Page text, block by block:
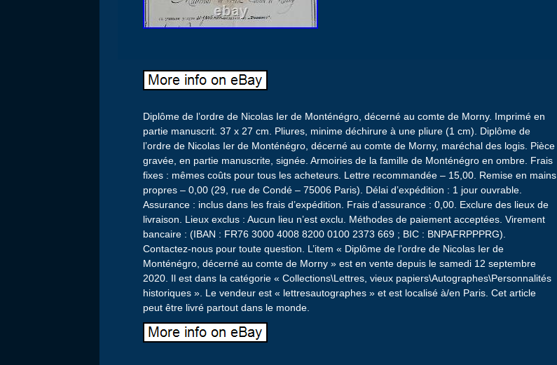
Diplôme de l’ordre de Nicolas Ier de Monténégro, décerné au comte de Morny. Imprimé en
partie manuscrit. 37 x 27 cm. Pliures, minime déchirure à une pliure (1 cm). Diplôme de
l’ordre de Nicolas Ier de Monténégro, décerné au comte de Morny, maréchal des logis. Pièce
gravée, en partie manuscrite, signée. Armoiries de la famille de Monténégro en ombre. Frais
fixes : mêmes coûts pour tous les acheteurs. Lettre recommandée – 15,00. Remise en mains
propres – 0,00 (29, rue de Condé – 75006 Paris). Délai d’expédition : 1 jour ouvrable.
Assurance : inclus dans les frais d’expédition. Frais d’assurance : 0,00. Exclure des lieux de
livraison. Lieux exclus : Aucun lieu n’est exclu. Méthodes de paiement acceptées. Virement
bancaire : (IBAN : FR76 3000 4008 8200 0100 2373 669 ; BIC : BNPAFRPPPRG).
Contactez-nous pour toute question. L’item « Diplôme de l’ordre de Nicolas Ier de
Monténégro, décerné au comte de Morny » est en vente depuis le samedi 12 septembre
2020. Il est dans la catégorie « Collections\Lettres, vieux papiers\Autographes\Personnalités
historiques ». Le vendeur est « lettresautographes » et est localisé à/en Paris. Cet article
peut être livré partout dans le monde.